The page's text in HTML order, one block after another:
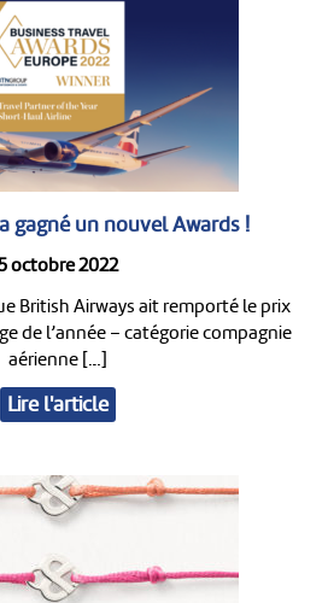
gagné un nouvel Awards !
octobre 2022
British Airways ait remporté le prix
de l’année – catégorie compagnie
aérienne […]
Lire l'article